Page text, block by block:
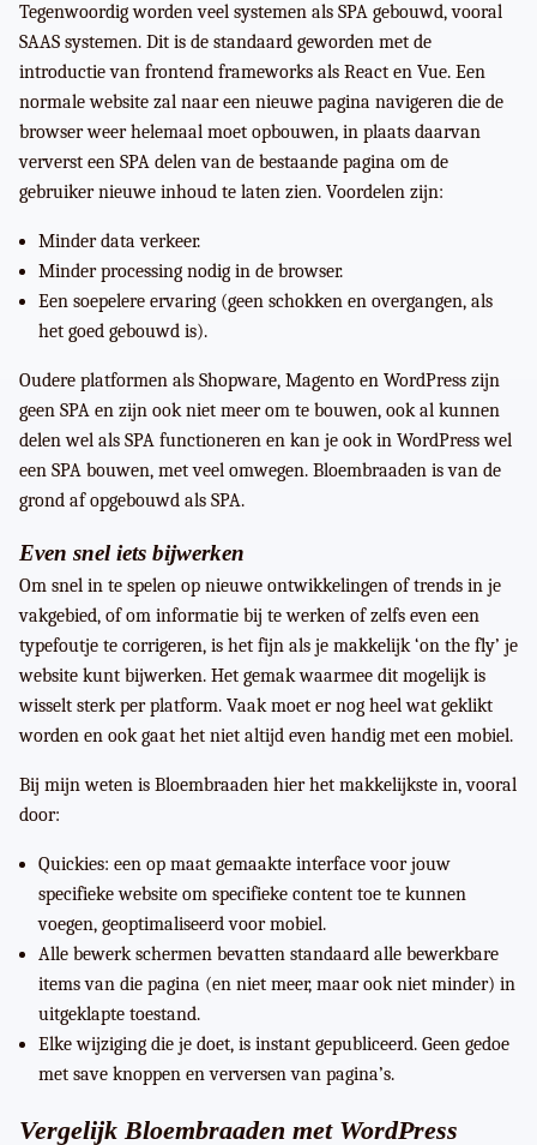
Tegenwoordig worden veel systemen als SPA gebouwd, vooral
SAAS systemen. Dit is de standaard geworden met de
introductie van frontend frameworks als React en Vue. Een
normale website zal naar een nieuwe pagina navigeren die de
browser weer helemaal moet opbouwen, in plaats daarvan
ververst een SPA delen van de bestaande pagina om de
gebruiker nieuwe inhoud te laten zien. Voordelen zijn:
Minder data verkeer.
Minder processing nodig in de browser.
Een soepelere ervaring (geen schokken en overgangen, als
het goed gebouwd is).
Oudere platformen als Shopware, Magento en WordPress zijn
geen SPA en zijn ook niet meer om te bouwen, ook al kunnen
delen wel als SPA functioneren en kan je ook in WordPress wel
een SPA bouwen, met veel omwegen. Bloembraaden is van de
grond af opgebouwd als SPA.
Even snel iets bijwerken
Om snel in te spelen op nieuwe ontwikkelingen of trends in je
vakgebied, of om informatie bij te werken of zelfs even een
typefoutje te corrigeren, is het fijn als je makkelijk ‘on the fly’ je
website kunt bijwerken. Het gemak waarmee dit mogelijk is
wisselt sterk per platform. Vaak moet er nog heel wat geklikt
worden en ook gaat het niet altijd even handig met een mobiel.
Bij mijn weten is Bloembraaden hier het makkelijkste in, vooral
door:
Quickies: een op maat gemaakte interface voor jouw
specifieke website om specifieke content toe te kunnen
voegen, geoptimaliseerd voor mobiel.
Alle bewerk schermen bevatten standaard alle bewerkbare
items van die pagina (en niet meer, maar ook niet minder) in
uitgeklapte toestand.
Elke wijziging die je doet, is instant gepubliceerd. Geen gedoe
met save knoppen en verversen van pagina’s.
Vergelijk Bloembraaden met WordPress